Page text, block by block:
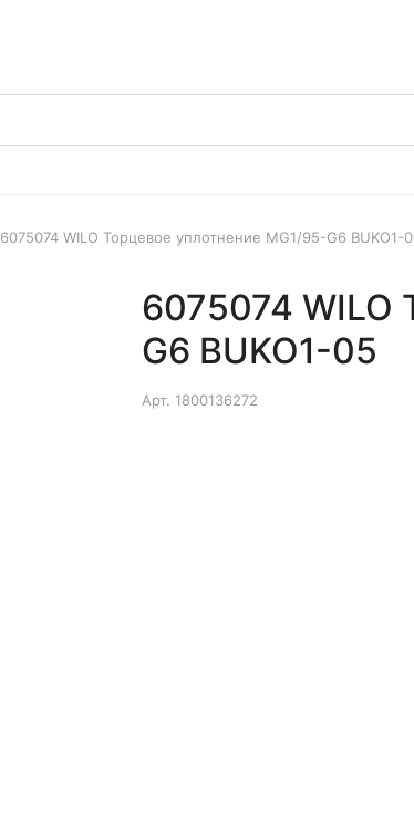
6075074 WILO Торцевое уплотнение MG1/95-G6 BUKO1-
6075074 WILO
G6 BUKO1-05
Арт. 1800136272